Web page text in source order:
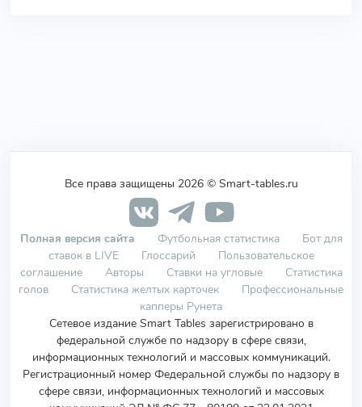
Все права защищены 2026 © Smart-tables.ru
Полная версия сайта Футбольная статистика
Бот для
ставок в LIVE
Глоссарий
Пользовательское
соглашение
Авторы Ставки на угловые
Статистика
голов
Статистика желтых карточек
Профессиональные
капперы Рунета
Сетевое издание Smart Tables зарегистрировано в
федеральной службе по надзору в сфере связи,
информационных технологий и массовых коммуникаций.
Регистрационный номер Федеральной службы по надзору в
сфере связи, информационных технологий и массовых